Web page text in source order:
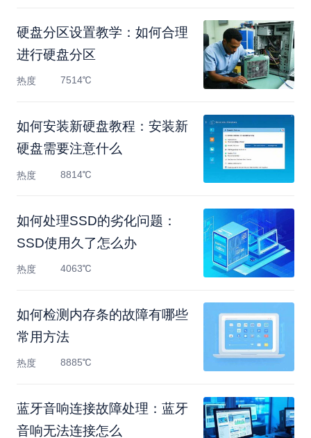
硬盘分区设置教学：如何合理
进行硬盘分区
热度 7514℃
如何安装新硬盘教程：安装新
硬盘需要注意什么
热度 8814℃
如何处理SSD的劣化问题：
SSD使用久了怎么办
热度 4063℃
如何检测内存条的故障有哪些
常用方法
热度 8885℃
蓝牙音响连接故障处理：蓝牙
音响无法连接怎么